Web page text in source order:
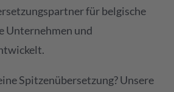
für belgische
Unternehmen und
Spitzenübersetzung? Unsere